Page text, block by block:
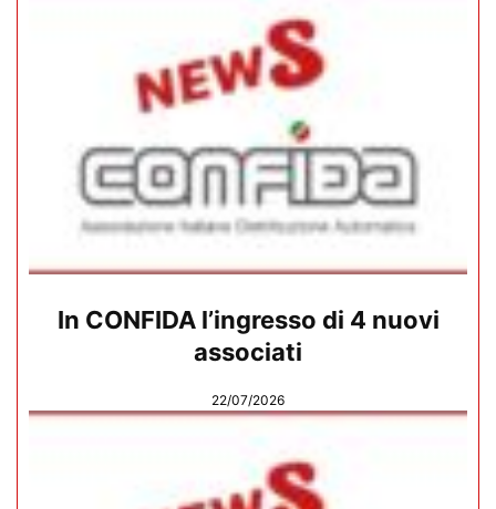
In CONFIDA l’ingresso di 4 nuovi
associati
22/07/2026